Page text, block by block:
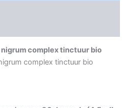
complex tinctuur bio
complex tinctuur bio